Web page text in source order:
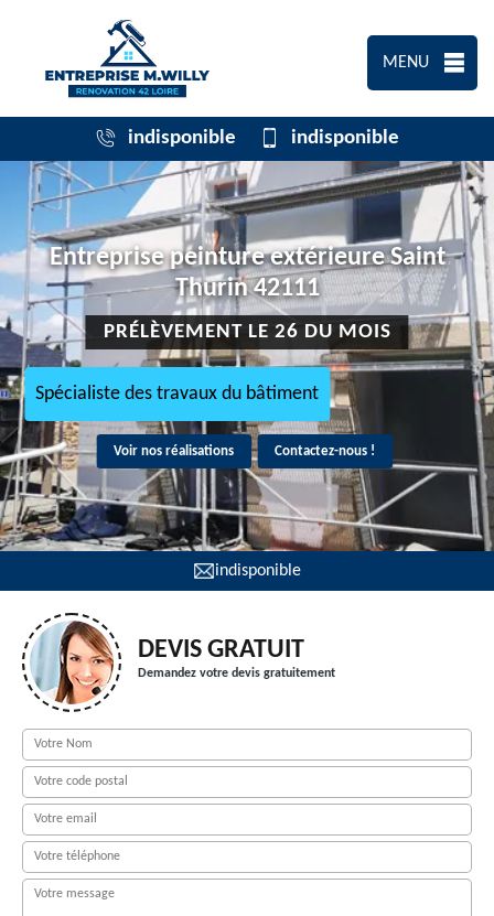
MENU
indisponible indisponible
Entreprise peinture extérieure Saint
Thurin 42111
PRÉLÈVEMENT LE 26 DU MOIS
Spécialiste des travaux du bâtiment
Voir nos réalisations Contactez-nous !
indisponible
DEVIS GRATUIT
Demandez votre devis gratuitement